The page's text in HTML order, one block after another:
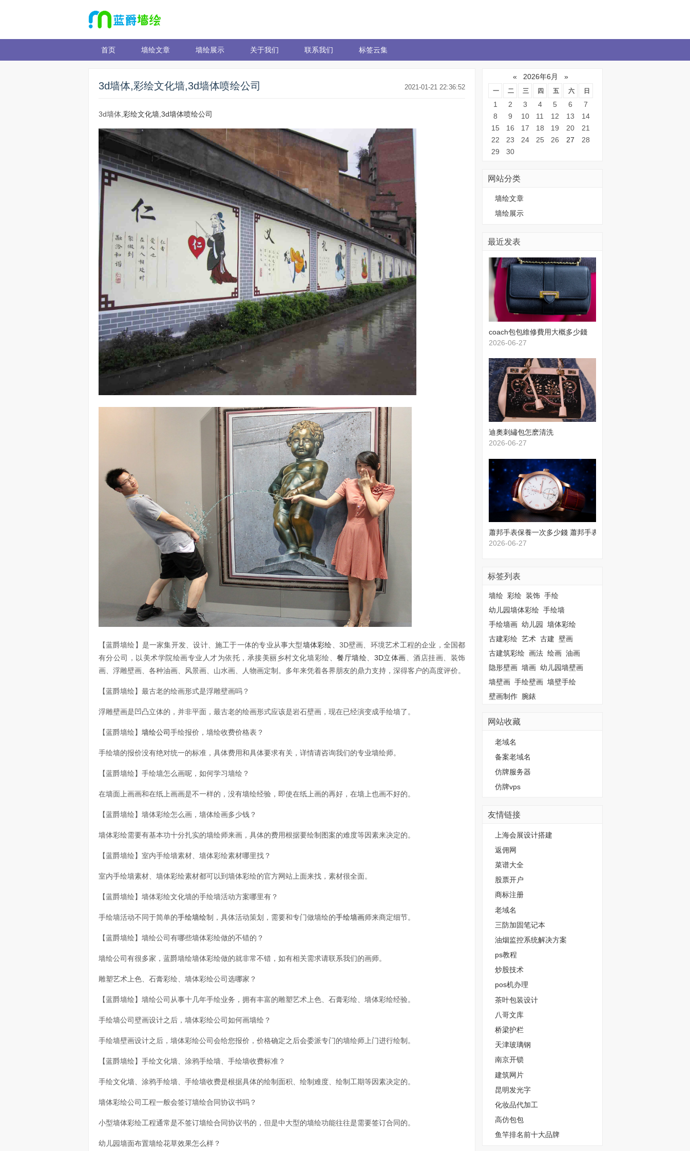
首页 墙绘文章 墙绘展示 关于我们 联系我们 标签云集
2021-01-21 22:36:52
3d墙体,彩绘文化墙,3d墙体喷绘公司
3d墙体, 彩绘文化墙, 3d墙体喷绘公司
【蓝爵墙绘】是一家集开发、设计、施工于一体的专业从事大型墙体彩绘 、3D壁画、环境艺术工程的企业，全国都
有分公司，以美术学院绘画专业人才为依托，承接美丽乡村文化墙彩绘、餐厅墙绘 3D立体画 、酒店挂画、装饰
画、浮雕壁画、各种油画、风景画、山水画、人物画定制。多年来凭着各界朋友的鼎力支持，深得客户的高度评价。
【蓝爵墙绘】最古老的绘画形式是浮雕壁画吗？
浮雕壁画是凹凸立体的，并非平面，最古老的绘画形式应该是岩石壁画，现在已经演变成手绘墙了。
【蓝爵墙绘】 墙绘公司手绘报价，墙绘收费价格表？
手绘墙的报价没有绝对统一的标准，具体费用和具体要求有关，详情请咨询我们的专业墙绘师。
【蓝爵墙绘】手绘墙怎么画呢，如何学习墙绘？
在墙面上画画和在纸上画画是不一样的，没有墙绘经验，即使在纸上画的再好，在墙上也画不好的。
【蓝爵墙绘】墙体彩绘怎么画，墙体绘画多少钱？
墙体彩绘需要有基本功十分扎实的墙绘师来画，具体的费用根据要绘制图案的难度等因素来决定的。
【蓝爵墙绘】室内手绘墙素材、墙体彩绘素材哪里找？
室内手绘墙素材、墙体彩绘素材都可以到墙体彩绘的官方网站上面来找，素材很全面。
【蓝爵墙绘】墙体彩绘文化墙的手绘墙活动方案哪里有？
手绘墙活动不同于简单的手绘墙绘制，具体活动策划，需要和专门做墙绘的手绘墙画师来商定细节。
【蓝爵墙绘】墙绘公司有哪些墙体彩绘做的不错的？
墙绘公司有很多家，蓝爵墙绘墙体彩绘做的就非常不错，如有相关需求请联系我们的画师。
雕塑艺术上色、石膏彩绘、墙体彩绘公司选哪家？
【蓝爵墙绘】墙绘公司从事十几年手绘业务，拥有丰富的雕塑艺术上色、石膏彩绘、墙体彩绘经验。
手绘墙公司壁画设计之后，墙体彩绘公司如何画墙绘？
手绘墙壁画设计之后，墙体彩绘公司会给您报价，价格确定之后会委派专门的墙绘师上门进行绘制。
【蓝爵墙绘】手绘文化墙、涂鸦手绘墙、手绘墙收费标准？
手绘文化墙、涂鸦手绘墙、手绘墙收费是根据具体的绘制面积、绘制难度、绘制工期等因素决定的。
墙体彩绘公司工程一般会签订墙绘合同协议书吗？
小型墙体彩绘工程通常是不签订墙绘合同协议书的，但是中大型的墙绘功能往往是需要签订合同的。
幼儿园墙面布置墙绘花草效果怎么样？
« 2026年6月 »
一 二 三 四 五 六 日
1 2 3 4 5 6
7
8
9 10 11 12 13
14
15
16 17 18 19 20
21
22
23 24 25 26 27
28
29
30
网站分类
墙绘文章
墙绘展示
最近发表
​coach包包維修費用大概多少錢
2026-06-27
​迪奧刺繡包怎麽清洗
2026-06-27
蕭邦手表保養一次多少錢 蕭邦手表保養價格
2026-06-27
标签列表
墙绘 彩绘 装饰 手绘
幼儿园墙体彩绘 手绘墙
手绘墙画 幼儿园
墙体彩绘
古建彩绘 艺术 古建 壁画
古建筑彩绘 画法 绘画 油画
隐形壁画 墙画 幼儿园墙壁画
墙壁画 手绘壁画 墙壁手绘
壁画制作 腕錶
网站收藏
老域名
备案老域名
仿牌服务器
仿牌vps
友情链接
上海会展设计搭建
返佣网
菜谱大全
股票开户
商标注册
老域名
三防加固笔记本
油烟监控系统解决方案
ps教程
炒股技术
pos机办理
茶叶包装设计
八哥文库
桥梁护栏
天津玻璃钢
南京开锁
建筑网片
昆明发光字
化妆品代加工
高仿包包
鱼竿排名前十大品牌